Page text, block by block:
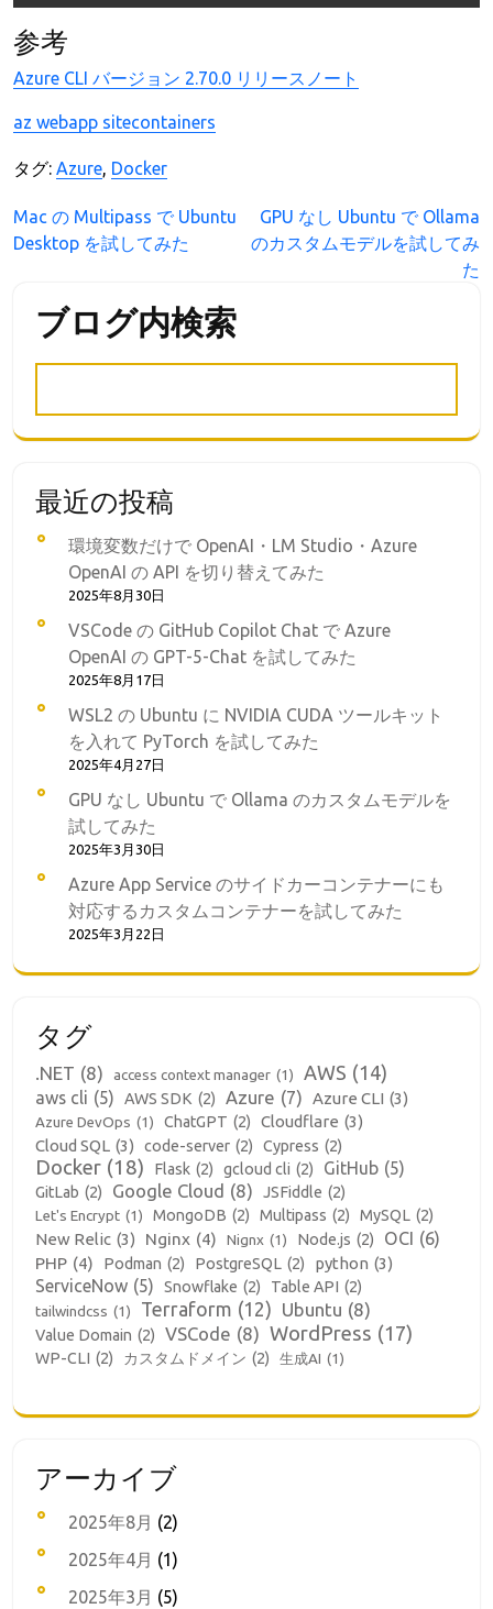
参考
Azure CLI バージョン 2.70.0 リリースノート
az webapp sitecontainers
タグ: Azure, Docker
投
稿
ビ
シ
ョ
ン
Mac の Multipass で Ubuntu
Desktop を試してみた
GPU なし Ubuntu で Ollama
のカスタムモデルを試してみ
た
ブログ内検索
最近の投稿
環境変数だけで OpenAI・LM Studio・Azure
OpenAI の API を切り替えてみた
2025年8月30日
VSCode の GitHub Copilot Chat で Azure
OpenAI の GPT-5-Chat を試してみた
2025年8月17日
WSL2 の Ubuntu に NVIDIA CUDA ツールキット
を入れて PyTorch を試してみた
2025年4月27日
GPU なし Ubuntu で Ollama のカスタムモデルを
試してみた
2025年3月30日
Azure App Service のサイドカーコンテナーにも
対応するカスタムコンテナーを試してみた
2025年3月22日
タグ
.NET (8) access context manager (1) AWS (14)
aws cli (5) AWS SDK (2) Azure (7) Azure CLI (3)
Azure DevOps (1) ChatGPT (2) Cloudflare (3)
Cloud SQL (3) code-server (2) Cypress (2)
Docker (18) Flask (2) gcloud cli (2) GitHub (5)
GitLab (2) Google Cloud (8) JSFiddle (2)
Let's Encrypt (1) MongoDB (2) Multipass (2) MySQL (2)
New Relic (3) Nginx (4) Nignx (1) Node.js (2) OCI (6)
PHP (4) Podman (2) PostgreSQL (2) python (3)
ServiceNow (5) Snowflake (2) Table API (2)
tailwindcss (1) Terraform (12) Ubuntu (8)
Value Domain (2) VSCode (8) WordPress (17)
WP-CLI (2) カスタムドメイン (2) 生成AI (1)
アーカイブ
2025年8月 (2)
2025年4月 (1)
2025年3月 (5)